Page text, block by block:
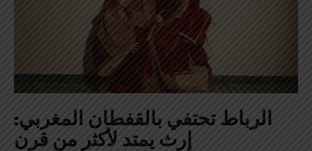
الرباط تحتفي بالقفطان المغربي:
إرث يمتد لأكثر من قرن